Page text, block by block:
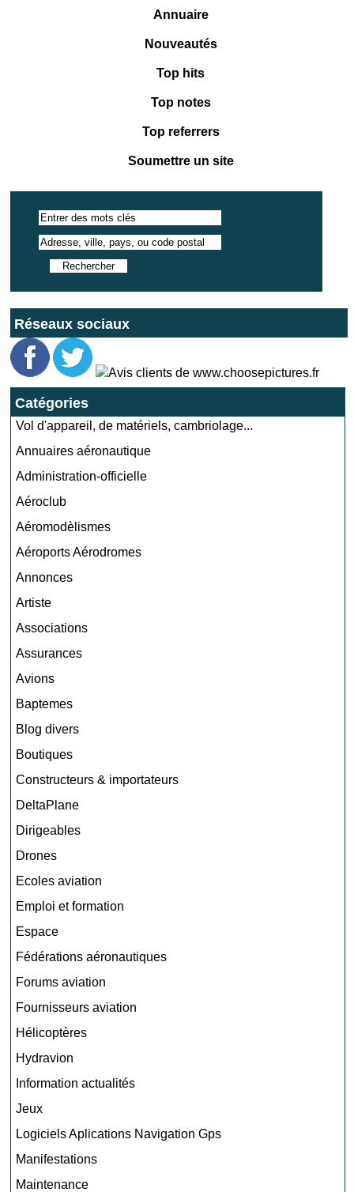
Annuaire
Nouveautés
Top hits
Top notes
Top referrers
Soumettre un site
Réseaux sociaux
Catégories
Vol d'appareil, de matériels, cambriolage...
Annuaires aéronautique
Administration-officielle
Aéroclub
Aéromodèlismes
Aéroports Aérodromes
Annonces
Artiste
Associations
Assurances
Avions
Baptemes
Blog divers
Boutiques
Constructeurs & importateurs
DeltaPlane
Dirigeables
Drones
Ecoles aviation
Emploi et formation
Espace
Fédérations aéronautiques
Forums aviation
Fournisseurs aviation
Hélicoptères
Hydravion
Information actualités
Jeux
Logiciels Aplications Navigation Gps
Manifestations
Maintenance